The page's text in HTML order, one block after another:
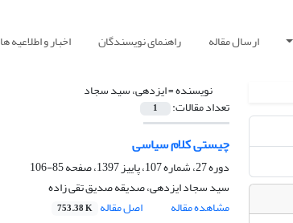
ارسال مقاله راهنمای نویسندگان اخبار و اطلاعیه ها
نویسنده =ایزدهی، سید سجاد
تعداد مقالات: 1
چیستی کلام سیاسی
دوره 27، شماره 107، پاییز 1397، صفحه
85-106
سید سجاد ایزدهی، صدیقه صدیق تقی زاده
مشاهده مقاله
اصل مقاله 753.38 K